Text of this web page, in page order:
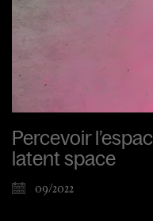
Percevoir
latent space
09/2022